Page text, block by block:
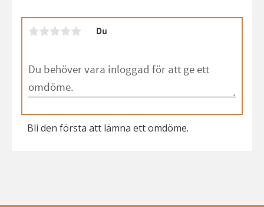
Du
Bli den första att lämna ett omdöme.